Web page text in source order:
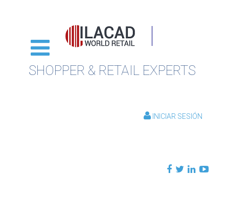
SHOPPER & RETAIL EXPERTS
INICIAR SESIÓN